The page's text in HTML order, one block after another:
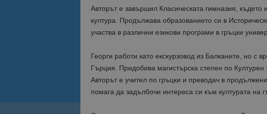
Авторът е завършил Класическата гимназия, където
култура. Продължава образованието си в И
участва в различни езикови програми в гръцки
Георги работи като екскурзовод из Балканите, но с
Гърция. Придобива магистърска степен по Културен
Авторът е учител по гръцки и преводач в
помага да задълбочи интереса си към културата на